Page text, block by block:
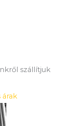
szállítjuk
árak